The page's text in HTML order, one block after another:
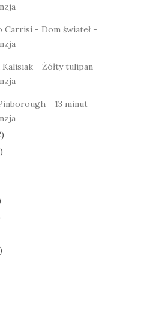
Carrisi - Dom świateł -
Kalisiak - Żółty tulipan -
- 13 minut -